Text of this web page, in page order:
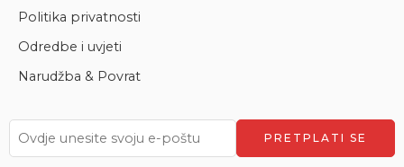
Politika privatnosti
Odredbe i uvjeti
Narudžba & Povrat